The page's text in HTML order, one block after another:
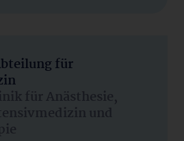
für
für Anästhesie,
und